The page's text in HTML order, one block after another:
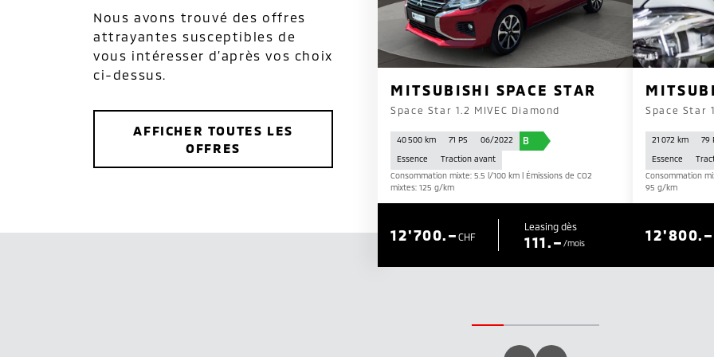
Nous avons trouvé des offres
attrayantes susceptibles de
vous intéresser d’après vos choix
ci-dessus.
AFFICHER TOUTES LES
OFFRES
MITSUBISHI SPACE STAR
Space Star 1.2 MIVEC Diamond
40 500 km 71 PS 06/2022 B
Essence
Traction avant
Consommation mixte: 5.5 l/100 km | Émissions de CO2
mixtes: 125 g/km
CHF
12'700.– Leasing dès
111.– /mois
Space Star
21 072 km 79
Essence
Consommation
95 g/km
12'800.–